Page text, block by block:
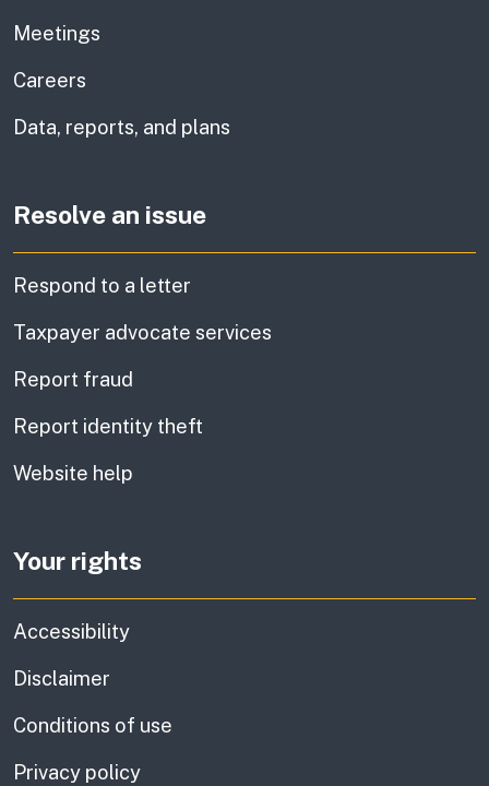
Meetings
Careers
Data, reports, and plans
Resolve an issue
Respond to a letter
Taxpayer advocate services
Report fraud
Report identity theft
Website help
Your rights
Accessibility
Disclaimer
Conditions of use
Privacy policy